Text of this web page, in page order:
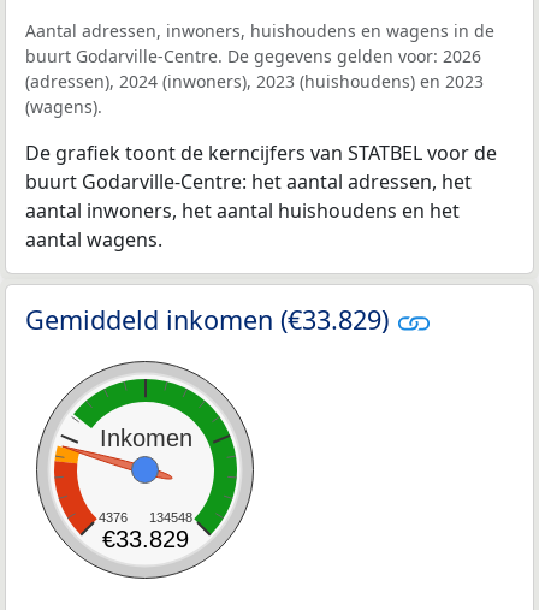
Aantal adressen, inwoners, huishoudens en wagens in de
buurt Godarville-Centre. De gegevens gelden voor: 2026
(adressen), 2024 (inwoners), 2023 (huishoudens) en 2023
(wagens).
De grafiek toont de kerncijfers van STATBEL voor de
buurt Godarville-Centre: het aantal adressen, het
aantal inwoners, het aantal huishoudens en het
aantal wagens.
Gemiddeld inkomen (€33.829)
Inkomen
4376 134548
€33.829